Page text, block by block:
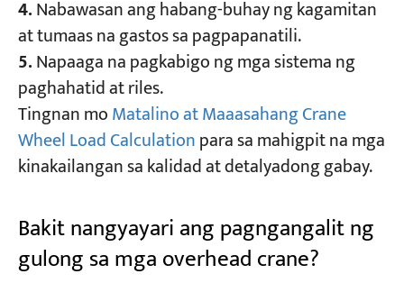
4.Nabawasan ang habang-buhay ng kagamitan
at tumaas na gastos sa pagpapanatili.
5.Napaaga na pagkabigo ng mga sistema ng
paghahatid at riles.
Tingnan moMatalino at Maaasahang Crane
Wheel Load Calculationpara sa mahigpit na mga
kinakailangan sa kalidad at detalyadong gabay.
Bakit nangyayari ang pagngangalit ng
gulong sa mga overhead crane?